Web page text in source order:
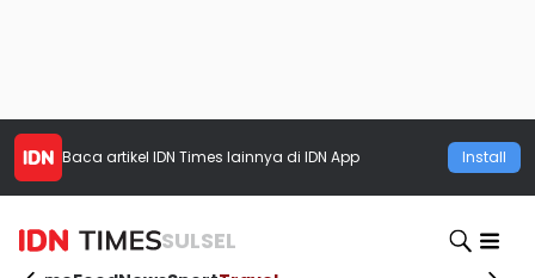
Baca artikel IDN Times lainnya di IDN App Install
SULSEL